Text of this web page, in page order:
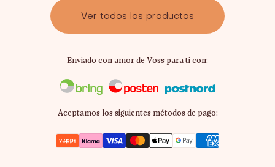
Ver todos los productos
Enviado con amor de Voss para ti con:
Aceptamos los siguientes métodos de pago: